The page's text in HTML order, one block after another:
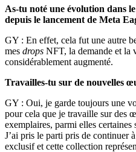
As-tu noté une évolution dans
depuis le lancement de Meta
GY : En effet, cela fut une autre
mes drops NFT, la demande et la
considérablement augmenté.
Travailles-tu sur de nouvelles
GY : Oui, je garde toujours une
pour cela que je travaille sur des
exemplaires, parmi elles certaines
J’ai pris le parti pris de continuer
exclusif et cette collection